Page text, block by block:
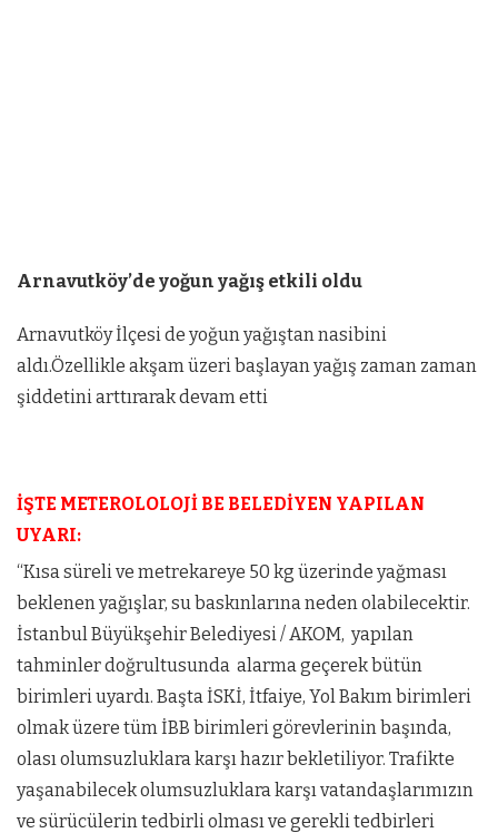
Arnavutköy’de yoğun yağış etkili oldu
Arnavutköy İlçesi de yoğun yağıştan nasibini
aldı.Özellikle akşam üzeri başlayan yağış zaman zaman
şiddetini arttırarak devam etti
İŞTE METEROLOLOJİ BE BELEDİYEN YAPILAN
UYARI:
“Kısa süreli ve metrekareye 50 kg üzerinde yağması
beklenen yağışlar, su baskınlarına neden olabilecektir.
İstanbul Büyükşehir Belediyesi / AKOM, yapılan
tahminler doğrultusunda alarma geçerek bütün
birimleri uyardı. Başta İSKİ, İtfaiye, Yol Bakım birimleri
olmak üzere tüm İBB birimleri görevlerinin başında,
olası olumsuzluklara karşı hazır bekletiliyor. Trafikte
yaşanabilecek olumsuzluklara karşı vatandaşlarımızın
ve sürücülerin tedbirli olması ve gerekli tedbirleri